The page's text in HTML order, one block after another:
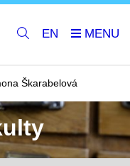
EN
Škarabelová